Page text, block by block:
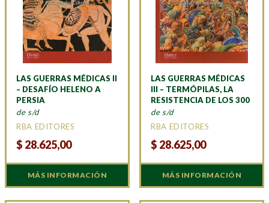
LAS GUERRAS MÉDICAS II
– DESAFÍO HELENO A
PERSIA
de s/d
RBA EDITORES
$ 28.625,00
MÁS INFORMACIÓN
LAS GUERRAS MÉDICAS
III – TERMÓPILAS, LA
RESISTENCIA DE LOS 300
de s/d
RBA EDITORES
$ 28.625,00
MÁS INFORMACIÓN